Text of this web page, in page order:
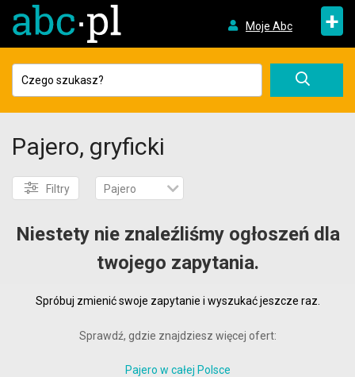
Moje Abc +
Pajero, gryficki
Filtry Pajero
Niestety nie znaleźliśmy ogłoszeń dla
twojego zapytania.
Spróbuj zmienić swoje zapytanie i wyszukać jeszcze raz.
Sprawdź, gdzie znajdziesz więcej ofert:
Pajero w całej Polsce